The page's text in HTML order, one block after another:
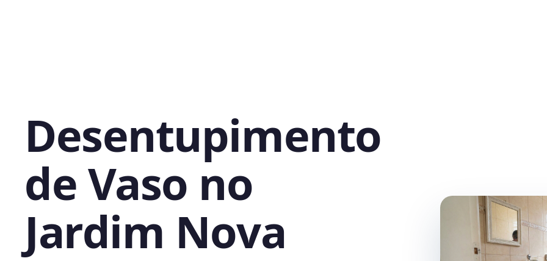
Desentupimento
de Vaso no
Jardim Nova